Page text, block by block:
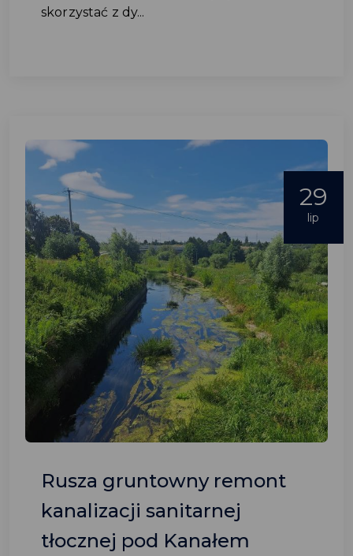
skorzystać z dy...
29
lip
Rusza gruntowny remont
kanalizacji sanitarnej
tłocznej pod Kanałem